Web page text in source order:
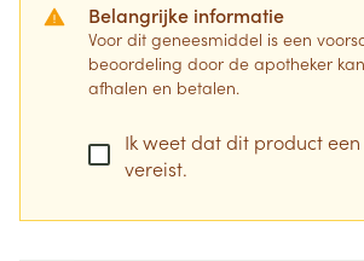
Belangrijke informatie
Voor dit geneesmiddel is een
beoordeling door de apotheker
afhalen en betalen.
Ik weet dat dit product
vereist.